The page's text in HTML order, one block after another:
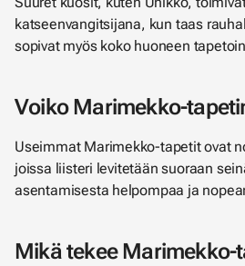
katseenvangitsijana, kun taas
sopivat myös koko huoneen
Voiko Marimekko-
Useimmat Marimekko-tapetit ovat
joissa liisteri levitetään suoraan
asentamisesta helpompaa ja
Mikä tekee Marimekko-